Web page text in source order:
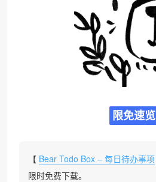
限免速览
【 Bear Todo Box – 每日待办事项
限时免费下载。